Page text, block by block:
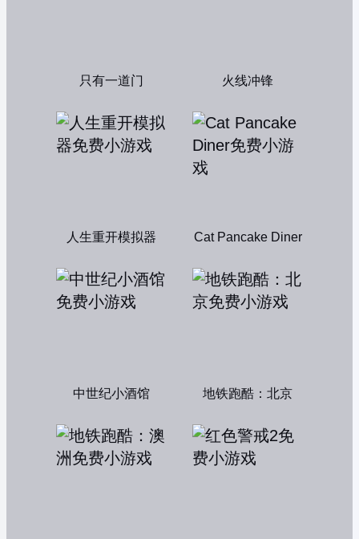
只有一道门 火线冲锋
人生重开模拟器 Cat Pancake Diner
中世纪小酒馆 地铁跑酷：北京